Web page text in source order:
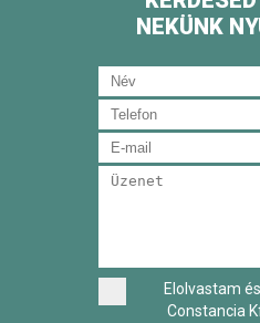
NEKÜNK
Elolvastam
Constancia